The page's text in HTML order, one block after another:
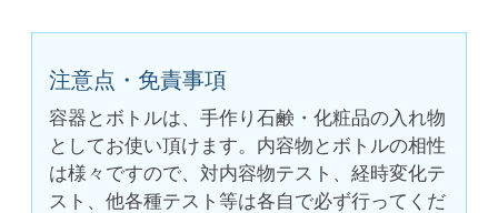
注意点・免責事項
容器とボトルは、手作り石鹸・化粧品の入れ物
としてお使い頂けます。内容物とボトルの相性
は様々ですので、対内容物テスト、経時変化テ
スト、他各種テスト等は各自で必ず行ってくだ